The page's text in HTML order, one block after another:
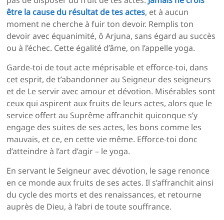
être la cause du résultat de tes actes, et à aucun
moment ne cherche à fuir ton devoir. Remplis ton
devoir avec équanimité, ô Arjuna, sans égard au succès
ou à l’échec. Cette égalité d’âme, on l’appelle yoga.
Garde-toi de tout acte méprisable et efforce-toi, dans
cet esprit, de t’abandonner au Seigneur des seigneurs
et de Le servir avec amour et dévotion. Misérables sont
ceux qui aspirent aux fruits de leurs actes, alors que le
service offert au Suprême affranchit quiconque s’y
engage des suites de ses actes, les bons comme les
mauvais, et ce, en cette vie même. Efforce-toi donc
d’atteindre à l’art d’agir – le yoga.
En servant le Seigneur avec dévotion, le sage renonce
en ce monde aux fruits de ses actes. Il s’affranchit ainsi
du cycle des morts et des renaissances, et retourne
auprès de Dieu, à l’abri de toute souffrance.